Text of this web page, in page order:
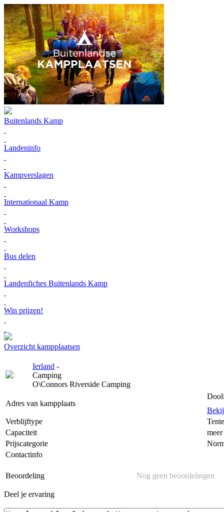
Buitenlands Kamp
Landeninfo
Kampverslagen
Internationaal Kamp
Workshops
Bus delen
Landenfiches Buitenlands Kamp
Win prijzen!
Overzicht kampplaatsen
Ierland -
Camping
O\Connors Riverside Camping
Adres van kampplaats
Verblijftype
Capaciteit
Prijscategorie
Contactinfo
Beoordeling Nog geen beoordelingen
Deel je ervaring